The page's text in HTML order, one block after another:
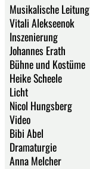
Musikalische Leitung
Vitali Alekseenok
Inszenierung
Johannes Erath
Bühne und Kostüme
Heike Scheele
Licht
Nicol Hungsberg
Video
Bibi Abel
Dramaturgie
Anna Melcher